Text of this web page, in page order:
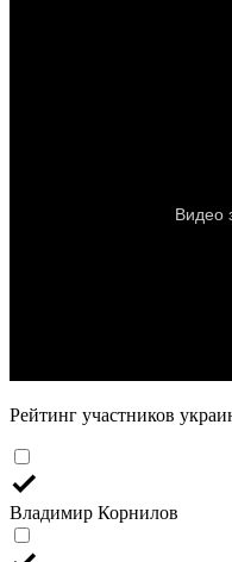
Рейтинг участников
Владимир Корнилов